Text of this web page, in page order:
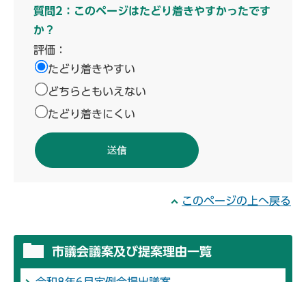
質問2：このページはたどり着きやすかったです
か？
評価：
たどり着きやすい
どちらともいえない
たどり着きにくい
このページの上へ戻る
市議会議案及び提案理由一覧